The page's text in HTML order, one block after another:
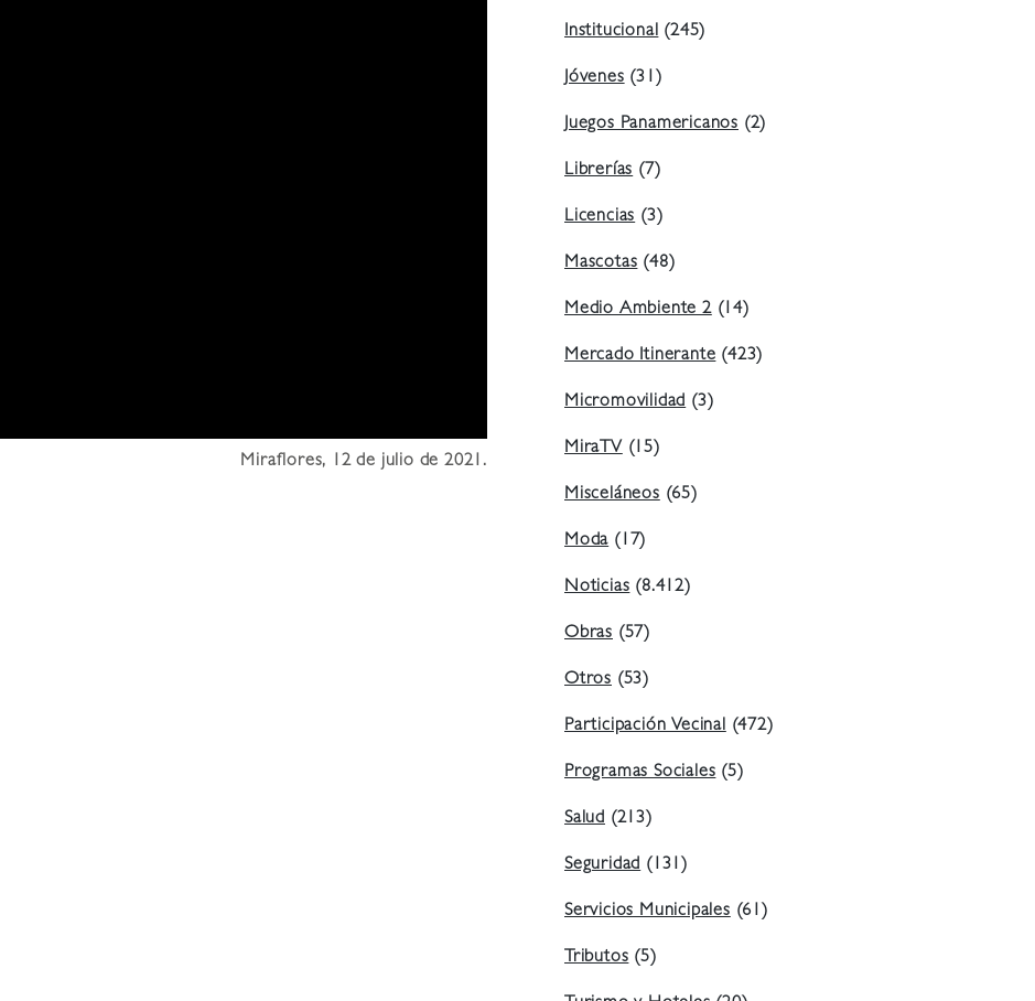
Miraflores, 12 de julio de 2021.
Institucional(245)
Jóvenes(31)
Juegos Panamericanos (2)
Librerías(7)
Licencias(3)
Mascotas(48)
Medio Ambiente 2(14)
Mercado Itinerante(423)
Micromovilidad(3)
MiraTV(15)
Misceláneos(65)
Moda(17)
Noticias(8.412)
Obras (57)
Otros (53)
Participación Vecinal(472)
Programas Sociales(5)
Salud (213)
Seguridad(131)
Servicios Municipales(61)
Tributos(5)